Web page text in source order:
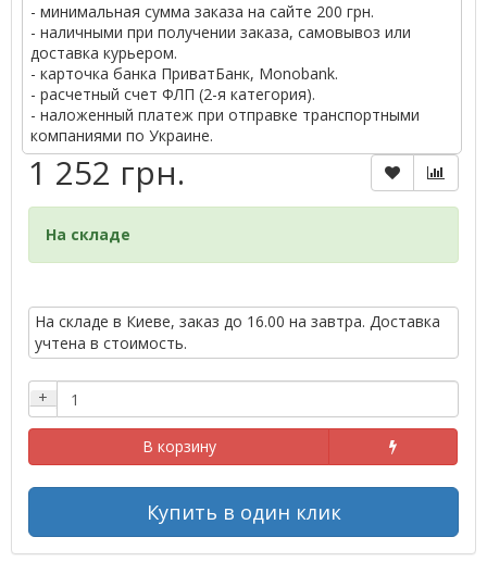
- минимальная сумма заказа на сайте 200 грн.
- наличными при получении заказа, самовывоз или
доставка курьером.
- карточка банка ПриватБанк, Monobank.
- расчетный счет ФЛП (2-я категория).
- наложенный платеж при отправке транспортными
компаниями по Украине.
1 252 грн.
На складе
На складе в Киеве, заказ до 16.00 на завтра. Доставка
учтена в стоимость.
+
В корзину
Купить в один клик